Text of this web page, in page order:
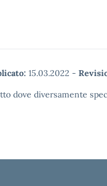
15.03.2022 -
dove diversamente